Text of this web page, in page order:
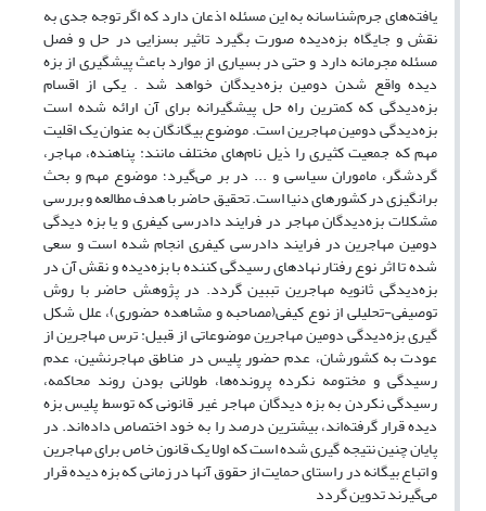
یافته‌های جرم‌شناسانه به این مسئله اذعان دارد که اگر توجه جدی به
نقش و جایگاه بزه‌دیده صورت بگیرد تاثیر بسزایی در حل و فصل
مسئله مجرمانه دارد و حتی در بسیاری از موارد باعث پیشگیری از بزه
دیده واقع شدن دومین بزه‌دیدگان خواهد شد . یکی از اقسام
بزه‌دیدگی که کمترین راه حل پیشگیرانه برای آن ارائه شده است
بزه‌دیدگی دومین مهاجرین است. موضوع بیگانگان به عنوان یک اقلیت
مهم که جمعیت کثیری را ذیل نام‌های مختلف مانند: پناهنده، مهاجر،
گردشگر، ماموران سیاسی و ... در بر می‌گیرد؛ موضوع مهم و بحث
برانگیزی در کشورهای دنیا است. تحقیق حاضر با هدف مطالعه و بررسی
مشکلات بزه‌دیدگان مهاجر در فرایند دادرسی کیفری و یا بزه دیدگی
دومین مهاجرین در فرایند دادرسی کیفری انجام شده است و سعی
شده تا اثر نوع رفتار نهادهای رسیدگی کننده با بزه‌دیده و نقش آن در
بزه‌دیدگی ثانویه مهاجرین تببین گردد. در پژوهش حاضر با روش
توصیفی-تحلیلی از نوع کیفی(مصاحبه و مشاهده حضوری)، علل شکل
گیری بزه‌دیدگی دومین مهاجرین موضوعاتی از قبیل: ترس مهاجرین از
عودت به کشورشان، عدم حضور پلیس در مناطق مهاجرنشین، عدم
رسیدگی و مختومه نکرده پرونده‌ها، طولانی بودن روند محاکمه،
رسیدگی نکردن به بزه دیدگان مهاجر غیر قانونی که توسط پلیس بزه
دیده قرار گرفته‌اند، بیشترین درصد را به خود اختصاص داده‌اند. در
پایان چنین نتیجه گیری شده است که اولا یک قانون خاص برای مهاجرین
و اتباع بیگانه در راستای حمایت از حقوق آنها در زمانی که بزه دیده قرار
می‌گیرند تدوین گردد